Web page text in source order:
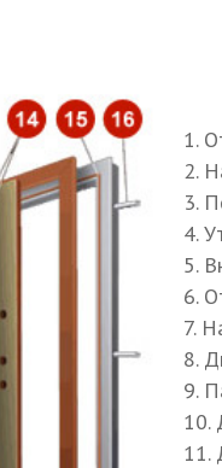
по размеру в
1.
2.
3.
4.
5.
6.
7.
8.
9.
10.
11.